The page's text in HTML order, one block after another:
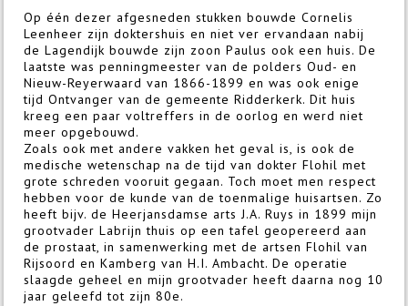
Op één dezer afgesneden stukken bouwde Cornelis
Leenheer zijn doktershuis en niet ver ervandaan nabij
de Lagendijk bouwde zijn zoon Paulus ook een huis. De
laatste was penningmeester van de polders Oud- en
Nieuw-Reyerwaard van 1866-1899 en was ook enige
tijd Ontvanger van de gemeente Ridderkerk. Dit huis
kreeg een paar voltreffers in de oorlog en werd niet
meer opgebouwd.
Zoals ook met andere vakken het geval is, is ook de
medische wetenschap na de tijd van dokter Flohil met
grote schreden vooruit gegaan. Toch moet men respect
hebben voor de kunde van de toenmalige huisartsen. Zo
heeft bijv. de Heerjans­damse arts J.A. Ruys in 1899 mijn
grootvader Labrijn thuis op een tafel geopereerd aan
de prostaat, in samenwerking met de artsen Flohil van
Rijsoord en Kamberg van H.I. Ambacht. De operatie
slaagde geheel en mijn grootvader heeft daarna nog 10
jaar geleefd tot zijn 80e.